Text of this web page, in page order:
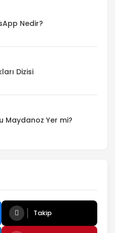
Nedir?
Dizisi
Maydanoz Yer mi?
Takip